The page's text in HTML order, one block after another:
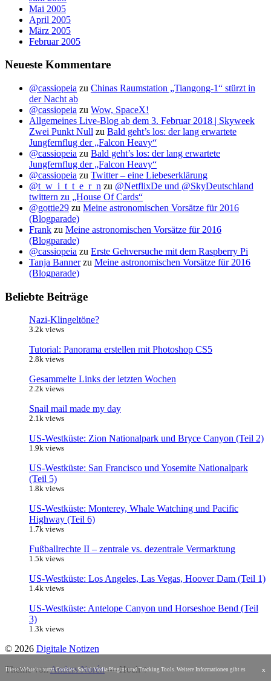
Mai 2005
April 2005
März 2005
Februar 2005
Neueste Kommentare
@cassiopeia zu Chinas Raumstation „Tiangong-1“ stürzt in
der Nacht ab
@cassiopeia zu Wow, SpaceX!
Allgemeines Live-Blog ab dem 3. Februar 2018 | Skyweek
Zwei Punkt Null zu Bald geht’s los: der lang erwartete
Jungfernflug der „Falcon Heavy“
@cassiopeia zu Bald geht’s los: der lang erwartete
Jungfernflug der „Falcon Heavy“
@cassiopeia zu Twitter – eine Liebeserklärung
@t_w_i_t_t_e_r_n zu @NetflixDe und @SkyDeutschland
twittern zu „House Of Cards“
@gottie29 zu Meine astronomischen Vorsätze für 2016
(Blogparade)
Frank zu Meine astronomischen Vorsätze für 2016
(Blogparade)
@cassiopeia zu Erste Gehversuche mit dem Raspberry Pi
Tanja Bannerzu Meine astronomischen Vorsätze für 2016
(Blogparade)
Beliebte Beiträge
Nazi-Klingeltöne?
3.2k views
Tutorial: Panorama erstellen mit Photoshop CS5
2.8k views
Gesammelte Links der letzten Wochen
2.2k views
Snail mail made my day
2.1k views
US-Westküste: Zion Nationalpark und Bryce Canyon (Teil 2)
1.9k views
US-Westküste: San Francisco und Yosemite Nationalpark
(Teil 5)
1.8k views
US-Westküste: Monterey, Whale Watching und Pacific
Highway (Teil 6)
1.7k views
Fußballrechte II – zentrale vs. dezentrale Vermarktung
1.5k views
US-Westküste: Los Angeles, Las Vegas, Hoover Dam (Teil 1)
1.4k views
US-Westküste: Antelope Canyon und Horseshoe Bend (Teil
3)
1.3k views
© 2026 Digitale Notizen
Theme vonAnders Norén—Hoch ↑
Diese Webseite nutzt Cookies, Social Media Plugins und Tracking Tools. Weitere Informationen gibt es x